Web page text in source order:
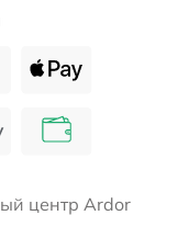
центр Ardor